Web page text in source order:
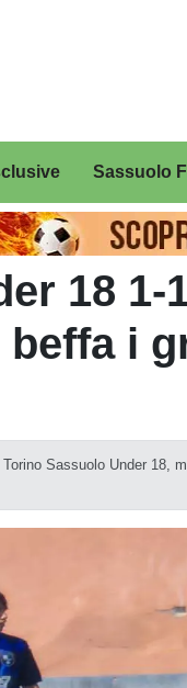
Sassuolo
18 1-
i
Sassuolo Under 18,